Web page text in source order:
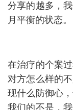
分享的越多，
月平衡的状态。
在治疗的个案
对方怎么样的
现什么防御心
我们的不是，